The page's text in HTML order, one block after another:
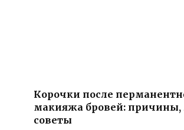
Корочки после
макияжа бровей: причины,
советы